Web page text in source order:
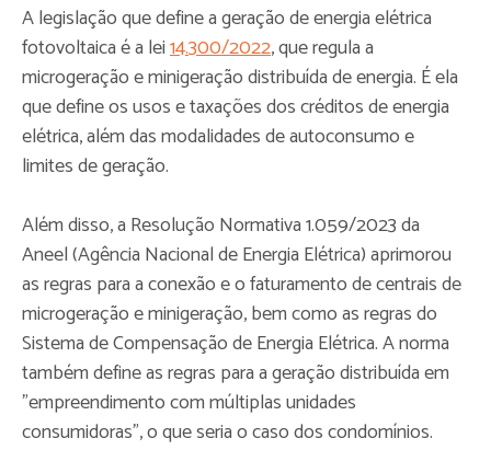
A legislação que define a geração de energia elétrica
fotovoltaica é a lei14.300/2022, que regula a
microgeração e minigeração distribuída de energia. É ela
que define os usos e taxações dos créditos de energia
elétrica, além das modalidades de autoconsumo e
limites de geração.
Além disso, a Resolução Normativa 1.059/2023 da
Aneel (Agência Nacional de Energia Elétrica) aprimorou
as regras para a conexão e o faturamento de centrais de
microgeração e minigeração, bem como as regras do
Sistema de Compensação de Energia Elétrica. A norma
também define as regras para a geração distribuída em
"empreendimento com múltiplas unidades
consumidoras", o que seria o caso dos condomínios.